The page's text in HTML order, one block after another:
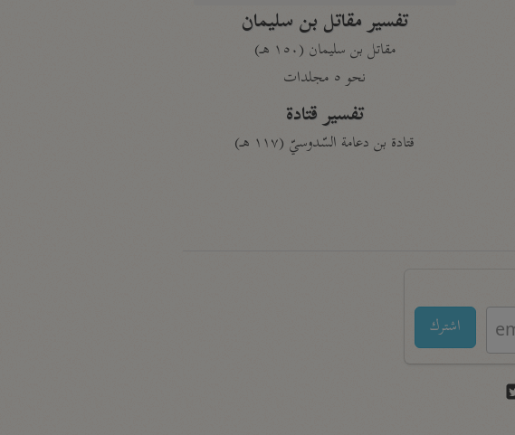
تفسير مقاتل بن سليمان
مقاتل بن سليمان (١٥٠ هـ)
نحو ٥ مجلدات
تفسير قتادة
قتادة بن دعامة السّدوسيّ (١١٧ هـ)
اشترك